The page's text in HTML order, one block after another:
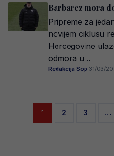
Barbarez mora
Pripreme za
novijem ciklusu
Hercegovine
odmora u…
Redakcija Sop·31/03/
Posts
1 2 3 …